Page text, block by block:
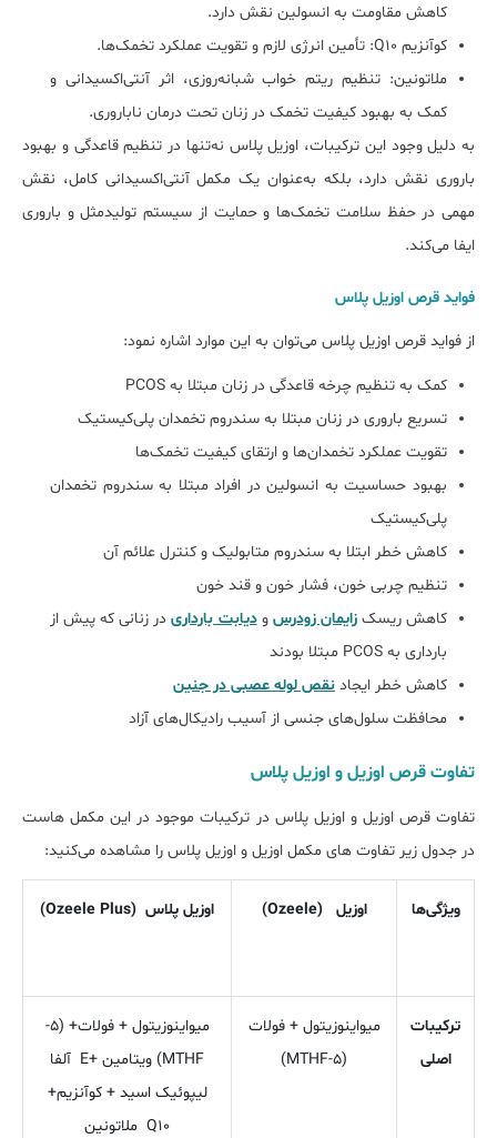
کاهش مقاومت به انسولین نقش دارد.
کوآنزیم Q10: تأمین انرژی لازم و تقویت عملکرد تخمک‌ها.
ملاتونین: تنظیم ریتم خواب شبانه‌روزی، اثر آنتی‌اکسیدانی و
کمک به بهبود کیفیت تخمک در زنان تحت درمان ناباروری.
به دلیل وجود این ترکیبات، اوزیل پلاس نه‌تنها در تنظیم قاعدگی و بهبود
باروری نقش دارد، بلکه به‌عنوان یک مکمل آنتی‌اکسیدانی کامل، نقش
مهمی در حفظ سلامت تخمک‌ها و حمایت از سیستم تولیدمثل و باروری
ایفا می‌کند.
فواید قرص اوزیل پلاس
از فواید قرص اوزیل پلاس می‌توان به این موارد اشاره نمود:
کمک به تنظیم چرخه قاعدگی در زنان مبتلا به PCOS
تسریع باروری در زنان مبتلا به سندروم تخمدان پلی‌کیستیک
تقویت عملکرد تخمدان‌ها و ارتقای کیفیت تخمک‌ها
بهبود حساسیت به انسولین در افراد مبتلا به سندروم تخمدان
پلی‌کیستیک
کاهش خطر ابتلا به سندروم متابولیک و کنترل علائم آن
تنظیم چربی خون، فشار خون و قند خون
کاهش ریسکزایمان زودرس ودیابت بارداریدر زنانی که پیش از
بارداری به PCOS مبتلا بودند
کاهش خطر ایجاد نقص لوله عصبی در جنین
محافظت سلول‌های جنسی از آسیب رادیکال‌های آزاد
تفاوت قرص اوزیل و اوزیل پلاس
تفاوت قرص اوزیل و اوزیل پلاس در ترکیبات موجود در این مکمل هاست
در جدول زیر تفاوت های مکمل اوزیل و اوزیل پلاس را مشاهده می‌کنید:
ویژگی‌ها اوزیل (Ozeele) اوزیل پلاس (Ozeele Plus)
ترکیبات
اصلی
میواینوزیتول + فولات
(5-MTHF)
میواینوزیتول + فولات+ (5-
MTHF) ویتامین +E آلفا
لیپوئیک اسید + کوآنزیم+
Q10 ملاتونین